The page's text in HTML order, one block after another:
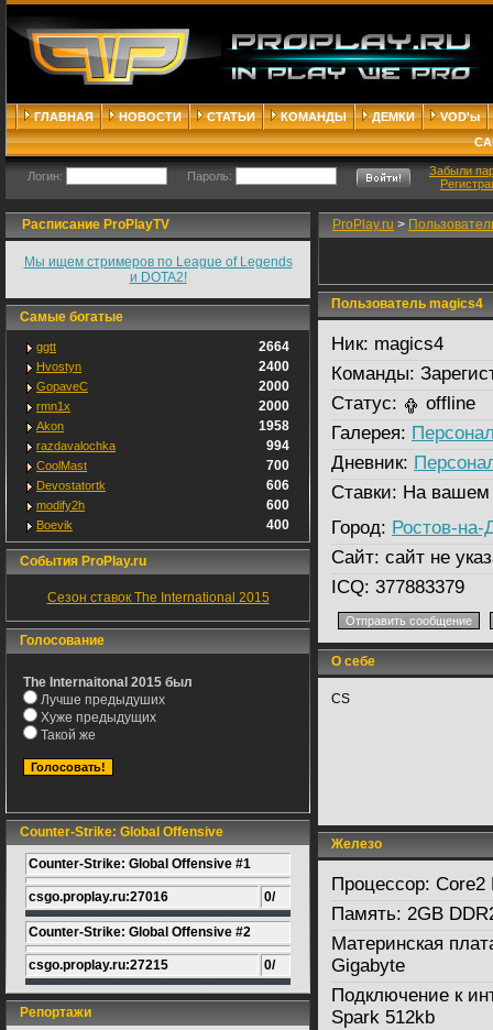
ГЛАВНАЯ НОВОСТИ СТАТЬИ КОМАНДЫ ДЕМКИ
VOD'ы
Логин: Пароль:
Забыли
Расписание ProPlayTV
Мы ищем стримеров по League of Legends
и DOTA2!
Самые богатые
ggtt 2664
Hvostyn 2400
GopaveC 2000
rmn1x 2000
Akon 1958
razdavalochka 994
CoolMast 700
Devostatortk 606
modify2h 600
Boevik 400
События ProPlay.ru
Сезон ставок The International 2015
Голосование
The Internaitonal 2015 был
Лучше предыдуших
Хуже предыдущих
Такой же
Counter-Strike: Global Offensive
Counter-Strike: Global Offensive #1
csgo.proplay.ru:27016 0/
Counter-Strike: Global Offensive #2
csgo.proplay.ru:27215 0/
Репортажи
ProPlay.ru >
Пользователь magics4
Ник: magics4
Команды:
Статус:
offline
Галерея:
Дневник:
Ставки: На вашем
Город: Ростов-на-
Сайт: сайт не
ICQ: 377883379
О себе
CS
Железо
Процессор: Core2
Память: 2GB
Материнская
Gigabyte
Подключение к
Spark 512kb